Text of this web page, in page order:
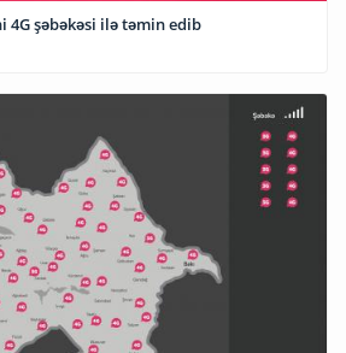
4G şəbəkəsi ilə təmin edib